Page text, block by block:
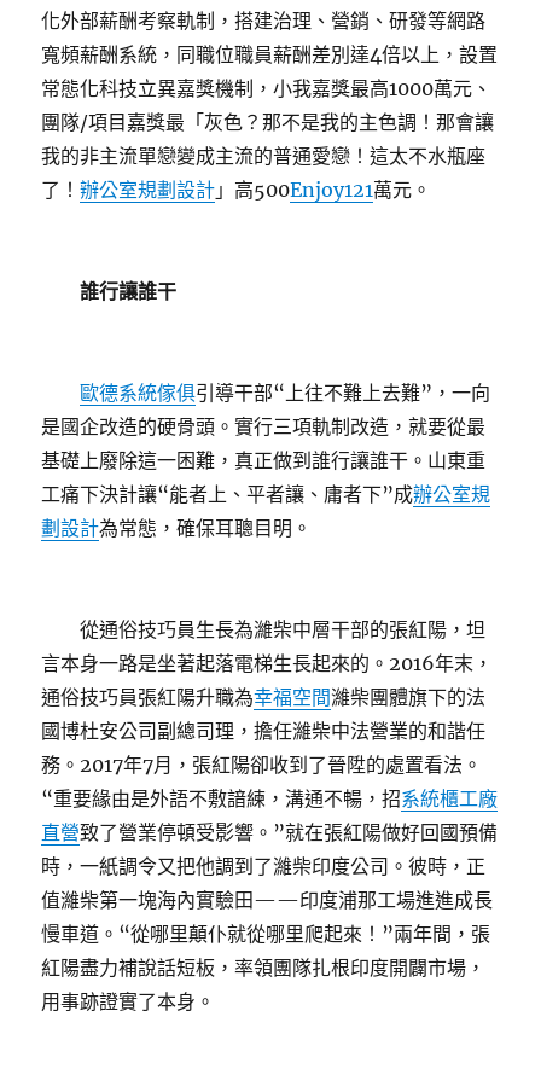
化外部薪酬考察軌制，搭建治理、營銷、研發等網路
寬頻薪酬系統，同職位職員薪酬差別達4倍以上，設置
常態化科技立異嘉獎機制，小我嘉獎最高1000萬元、
團隊/項目嘉獎最「灰色？那不是我的主色調！那會讓
我的非主流單戀變成主流的普通愛戀！這太不水瓶座
了！辦公室規劃設計 」高500Enjoy121萬元。
誰行讓誰干
歐德系統傢俱引導干部“上往不難上去難”，一向
是國企改造的硬骨頭。實行三項軌制改造，就要從最
基礎上廢除這一困難，真正做到誰行讓誰干。山東重
工痛下決計讓“能者上、平者讓、庸者下”成辦公室規
劃設計為常態，確保耳聰目明。
從通俗技巧員生長為濰柴中層干部的張紅陽，坦
言本身一路是坐著起落電梯生長起來的。2016年末，
通俗技巧員張紅陽升職為幸福空間濰柴團體旗下的法
國博杜安公司副總司理，擔任濰柴中法營業的和諧任
務。2017年7月，張紅陽卻收到了晉陞的處置看法。
“重要緣由是外語不敷諳練，溝通不暢，招系統櫃工廠
直營致了營業停頓受影響。”就在張紅陽做好回國預備
時，一紙調令又把他調到了濰柴印度公司。彼時，正
值濰柴第一塊海內實驗田——印度浦那工場進進成長
慢車道。“從哪里顛仆就從哪里爬起來！”兩年間，張
紅陽盡力補說話短板，率領團隊扎根印度開闢市場，
用事跡證實了本身。